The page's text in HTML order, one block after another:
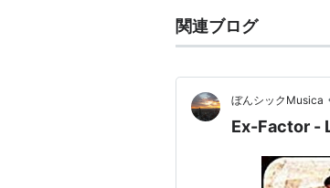
関連ブログ
ぼんシックMusica
Ex-Factor -